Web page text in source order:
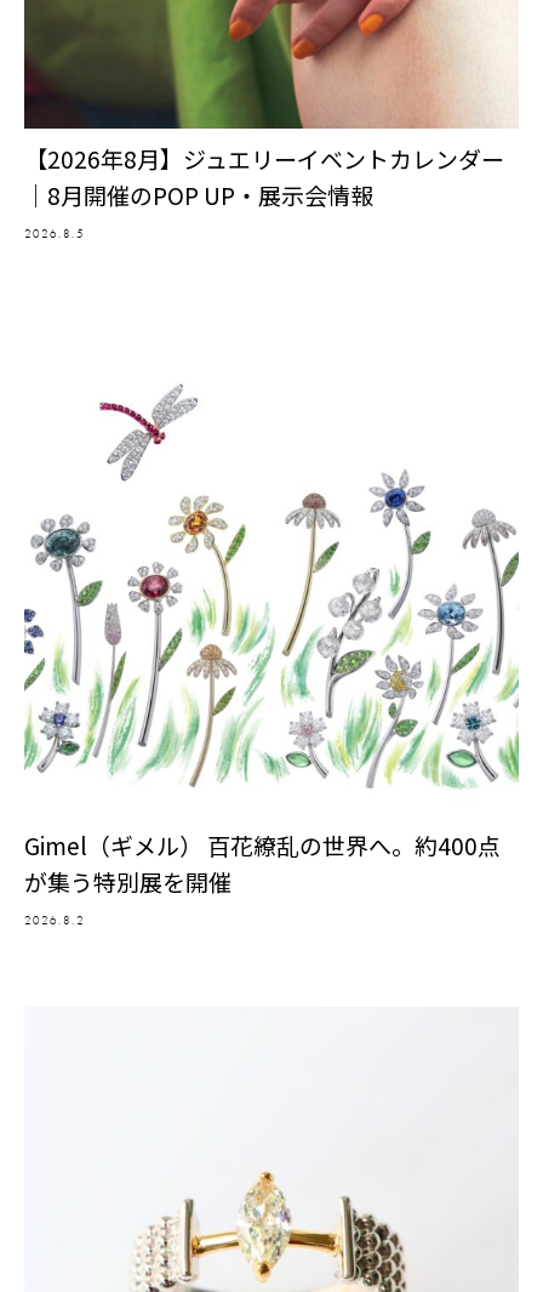
【2026年8月】ジュエリーイベントカレンダー
｜8月開催のPOP UP・展示会情報
2026.8.5
Gimel（ギメル） 百花繚乱の世界へ。約400点
が集う特別展を開催
2026.8.2